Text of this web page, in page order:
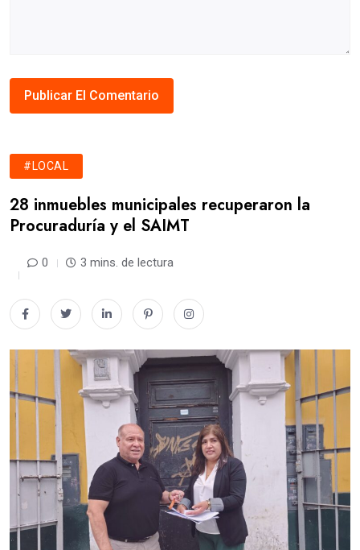
#LOCAL
28 inmuebles municipales recuperaron la
Procuraduría y el SAIMT
0 3 mins. de lectura